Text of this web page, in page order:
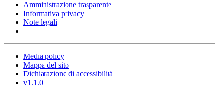
Amministrazione trasparente
Informativa privacy
Note legali
Media policy
Mappa del sito
Dichiarazione di accessibilità
v1.1.0